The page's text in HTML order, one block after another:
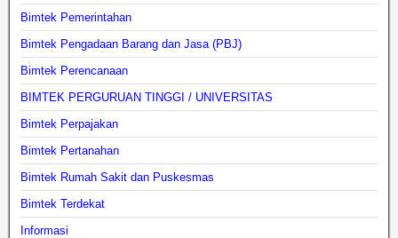
Bimtek Pemerintahan
Bimtek Pengadaan Barang dan Jasa (PBJ)
Bimtek Perencanaan
BIMTEK PERGURUAN TINGGI / UNIVERSITAS
Bimtek Perpajakan
Bimtek Pertanahan
Bimtek Rumah Sakit dan Puskesmas
Bimtek Terdekat
Informasi